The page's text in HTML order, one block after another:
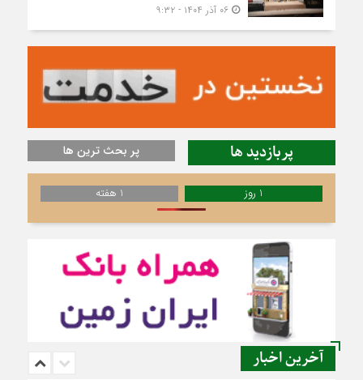
۰۶ آذر ۱۴۰۴ - ۹:۳۲
پربازدید ها پر بحث ترین ها
1 روز 1 هفته
آخرین اخبار